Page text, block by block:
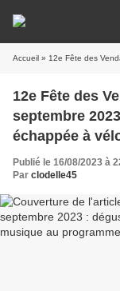
Accueil » 12e Fête des Vendanges à
12e Fête des
septembre
échappée à
Publié le 16/08/2023 à
Par clodelle45